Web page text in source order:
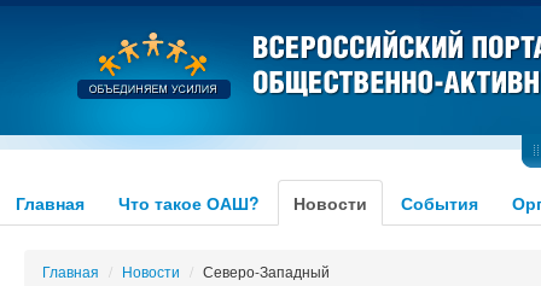
Главная Что такое ОАШ? Новости События
Главная / Новости / Северо-Западный